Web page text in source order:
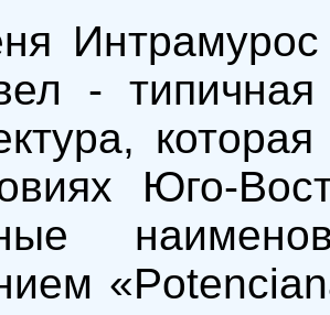
Интрамурос
- типичная
Юго-